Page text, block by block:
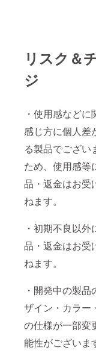
リスク＆
ジ
・使用感などに
感じ方に個人差
る製品でござい
ため、使用感等
品・返金はお受
ねます。
・初期不良以外
品・返金はお受
ねます。
・開発中の製
ザイン・カラー
の仕様が一部変
能性がございま